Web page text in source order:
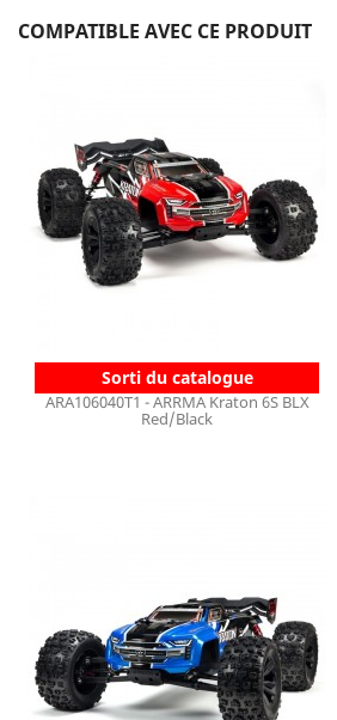
COMPATIBLE AVEC CE PRODUIT
Sorti du catalogue
ARA106040T1 - ARRMA Kraton 6S BLX
Red/Black